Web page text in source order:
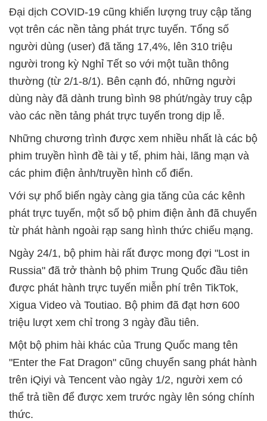
Đại dịch COVID-19 cũng khiến lượng truy cập tăng
vọt trên các nền tảng phát trực tuyến. Tổng số
người dùng (user) đã tăng 17,4%, lên 310 triệu
người trong kỳ Nghỉ Tết so với một tuần thông
thường (từ 2/1-8/1). Bên cạnh đó, những người
dùng này đã dành trung bình 98 phút/ngày truy cập
vào các nền tảng phát trực tuyến trong dịp lễ.
Những chương trình được xem nhiều nhất là các bộ
phim truyền hình đề tài y tế, phim hài, lãng mạn và
các phim điện ảnh/truyền hình cổ điển.
Với sự phổ biến ngày càng gia tăng của các kênh
phát trực tuyến, một số bộ phim điện ảnh đã chuyển
từ phát hành ngoài rạp sang hình thức chiếu mạng.
Ngày 24/1, bộ phim hài rất được mong đợi "Lost in
Russia" đã trở thành bộ phim Trung Quốc đầu tiên
được phát hành trực tuyến miễn phí trên TikTok,
Xigua Video và Toutiao. Bộ phim đã đạt hơn 600
triệu lượt xem chỉ trong 3 ngày đầu tiên.
Một bộ phim hài khác của Trung Quốc mang tên
"Enter the Fat Dragon" cũng chuyển sang phát hành
trên iQiyi và Tencent vào ngày 1/2, người xem có
thể trả tiền để được xem trước ngày lên sóng chính
thức.